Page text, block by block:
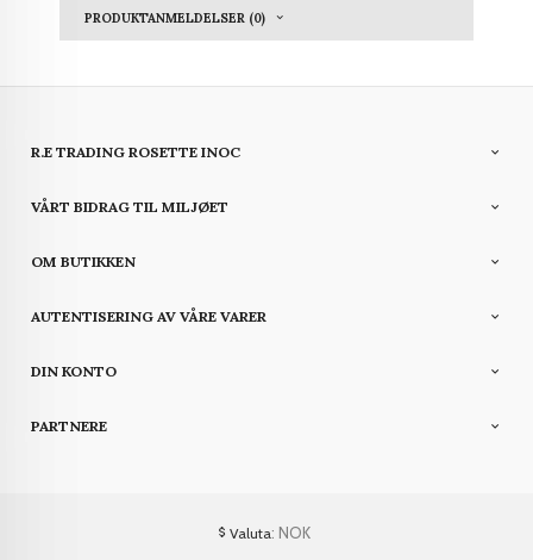
PRODUKTANMELDELSER (0)
R.E TRADING ROSETTE INOC
VÅRT BIDRAG TIL MILJØET
OM BUTIKKEN
AUTENTISERING AV VÅRE VARER
DIN KONTO
PARTNERE
Valuta: NOK